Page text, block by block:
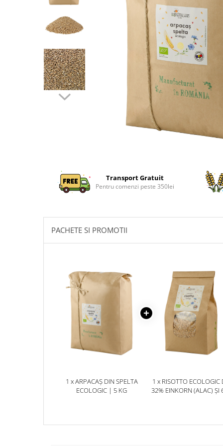
Transport Gratuit
Pentru comenzi peste 350lei
PACHETE SI PROMOTII
1 x ARPACAȘ DIN SPELTA
ECOLOGIC | 5 KG
1 x RISOTTO ECOLOGIC
32% EINKORN (ALAC) ȘI